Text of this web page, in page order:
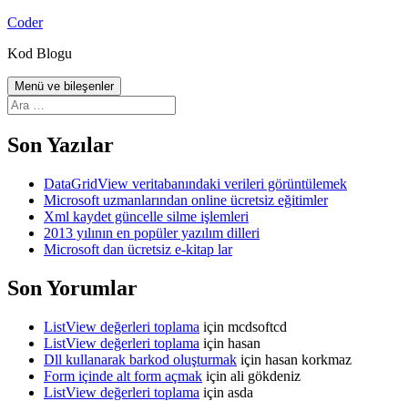
İçeriğe
Coder
Kod Blogu
Menü ve bileşenler
Arama:
Son Yazılar
DataGridView veritabanındaki verileri görüntülemek
Microsoft uzmanlarından online ücretsiz eğitimler
Xml kaydet güncelle silme işlemleri
2013 yılının en popüler yazılım dilleri
Microsoft dan ücretsiz e-kitap lar
Son Yorumlar
ListView değerleri toplama için mcdsoftcd
ListView değerleri toplama için hasan
Dll kullanarak barkod oluşturmak için hasan korkmaz
Form içinde alt form açmak için ali gökdeniz
ListView değerleri toplama için asda